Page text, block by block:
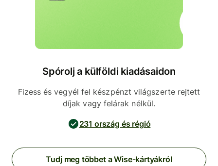
Spórolj a külföldi kiadásaidon
Fizess és vegyél fel készpénzt világszerte rejtett
díjak vagy felárak nélkül.
231 ország és régió
Tudj meg többet a Wise-kártyákról